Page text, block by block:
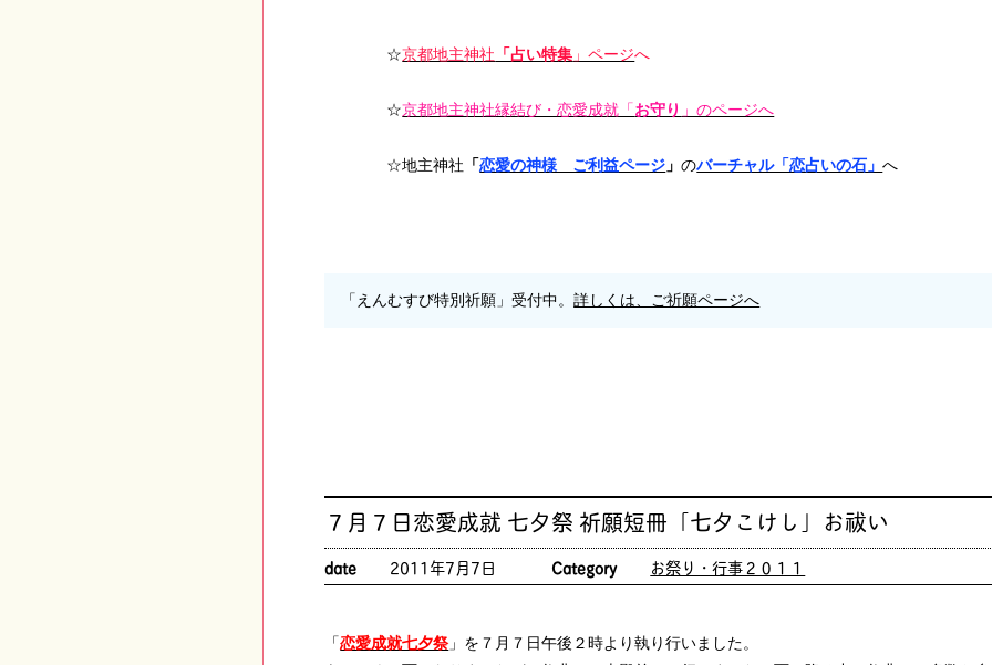
☆京都地主神社 「占い特集 」ページへ
☆京都地主神社縁結び・恋愛成就「お守り 」のページへ
☆地主神社 「恋愛の神様 ご利益ページ 」のバーチャル「恋占いの石」へ
「えんむすび特別祈願」受付中。詳しくは、ご祈願ページへ
７月７日恋愛成就 七夕祭 祈願短冊「七夕こけし」お祓い
date 2011年7月7日 Category お祭り・行事２０１１
「恋愛成就七夕祭」を７月７日午後２時より執り行いました。